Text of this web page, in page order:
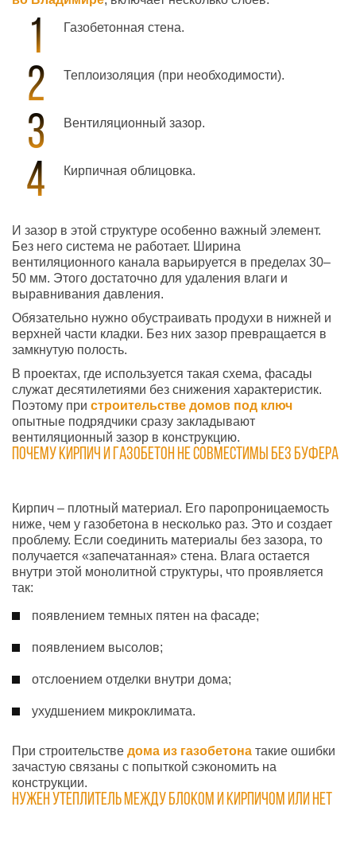
Газобетонная стена.
Теплоизоляция (при необходимости).
Вентиляционный зазор.
Кирпичная облицовка.
И зазор в этой структуре особенно важный элемент.
Без него система не работает. Ширина
вентиляционного канала варьируется в пределах 30–
50 мм. Этого достаточно для удаления влаги и
выравнивания давления.
Обязательно нужно обустраивать продухи в нижней и
верхней части кладки. Без них зазор превращается в
замкнутую полость.
В проектах, где используется такая схема, фасады
служат десятилетиями без снижения характеристик.
Поэтому при строительстве домов под ключ
опытные подрядчики сразу закладывают
вентиляционный зазор в конструкцию.
Почему кирпич и газобетон не совместимы без буфера
Кирпич – плотный материал. Его паропроницаемость
ниже, чем у газобетона в несколько раз. Это и создает
проблему. Если соединить материалы без зазора, то
получается «запечатанная» стена. Влага остается
внутри этой монолитной структуры, что проявляется
так:
появлением темных пятен на фасаде;
появлением высолов;
отслоением отделки внутри дома;
ухудшением микроклимата.
При строительстве дома из газобетона такие ошибки
зачастую связаны с попыткой сэкономить на
конструкции.
Нужен утеплитель между блоком и кирпичом или нет